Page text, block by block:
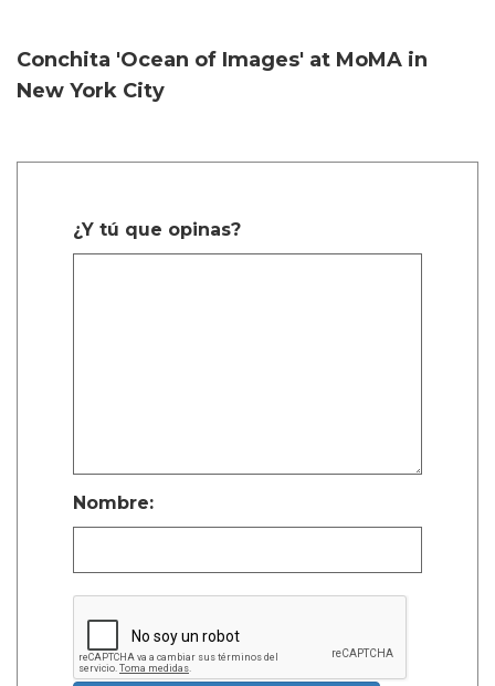
Conchita 'Ocean of Images' at MoMA in
New York City
¿Y tú que opinas?
Nombre: